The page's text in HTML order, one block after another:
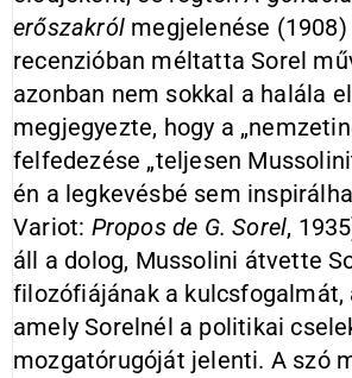
erőszakról megjelenése
recenzióban méltatta Sorel
azonban nem sokkal a halála
megjegyezte, hogy a
felfedezése „teljesen
én a legkevésbé sem
Variot: Proposde G. Sorel,
áll a dolog, Mussolini átvette
filozófiájának a kulcsfogalmát,
amely Sorelnél a politikai
mozgatórugóját jelenti. A szó